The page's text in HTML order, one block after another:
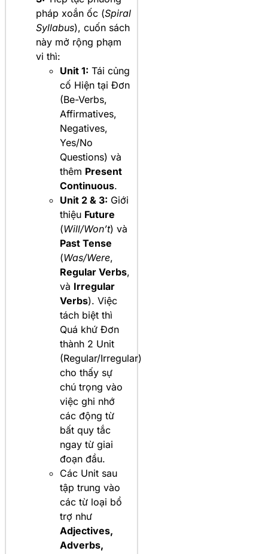
pháp xoắn ốc (Spiral
Syllabus), cuốn sách
này mở rộng phạm
vi thì:
Unit 1: Tái củng
cố Hiện tại Đơn
(Be-Verbs,
Affirmatives,
Negatives,
Yes/No
Questions) và
thêm Present
Continuous.
Unit 2 & 3: Giới
thiệu Future
(Will/Won’t) và
Past Tense
(Was/Were,
Regular Verbs,
và Irregular
Verbs). Việc
tách biệt thì
Quá khứ Đơn
thành 2 Unit
(Regular/Irregular)
cho thấy sự
chú trọng vào
việc ghi nhớ
các động từ
bất quy tắc
ngay từ giai
đoạn đầu.
Các Unit sau
tập trung vào
các từ loại bổ
trợ như
Adjectives,
Adverbs,